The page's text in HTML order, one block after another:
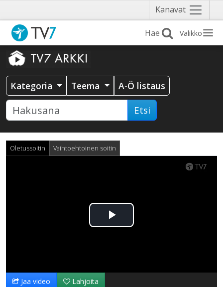
Kanavat Näytä
valikko
Valikko
Kategoria Teema A-Ö listaus
Etsi
Oletussoitin Vaihtoehtoinen soitin
Toista
Jaa video Lahjoita